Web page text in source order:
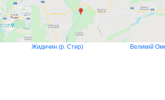
Жидичин (р. Стир) Великий